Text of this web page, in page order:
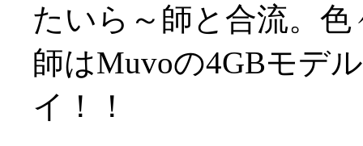
たいら～師と合流。色
師はMuvoの4GBモデ
イ！！